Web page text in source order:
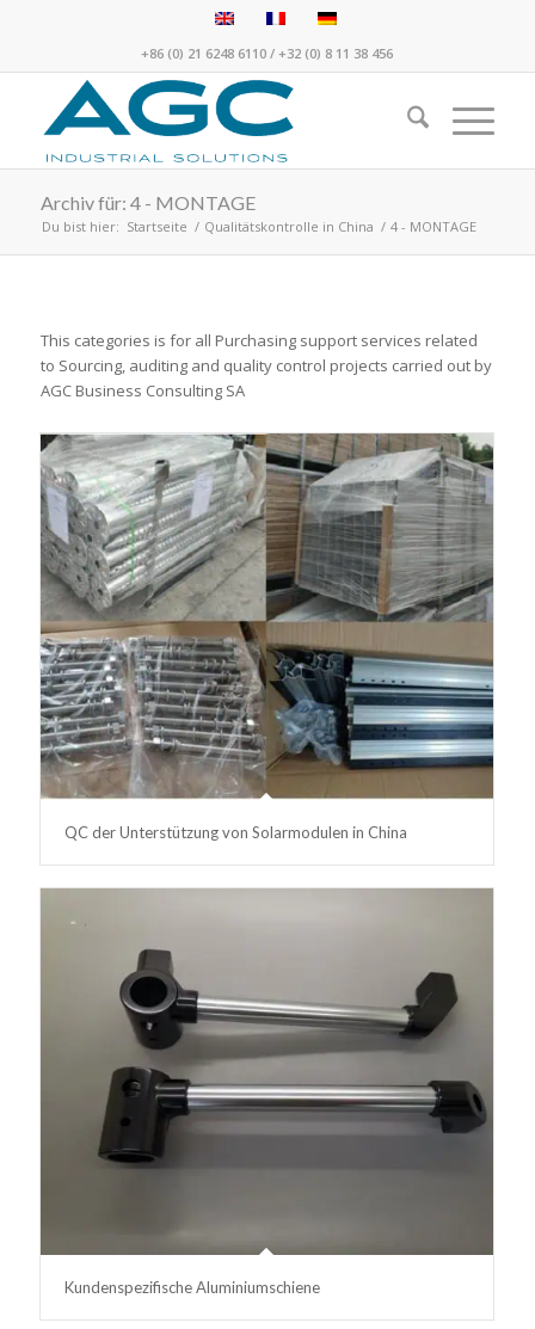
+86 (0) 21 6248 6110 /+32 (0) 8 11 38 456
Archiv für: 4 - MONTAGE
Du bist hier: Startseite / Qualitätskontrolle in China / 4 - MONTAGE
This categories is for all Purchasing support services related
to Sourcing, auditing and quality control projects carried out by
AGC Business Consulting SA
QC der Unterstützung von Solarmodulen in China
Kundenspezifische Aluminiumschiene